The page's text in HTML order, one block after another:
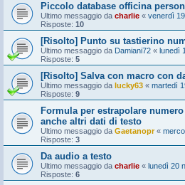
Piccolo database officina
Ultimo messaggio da charlie « venerdì
Risposte: 10
[Risolto] Punto su tastierino
Ultimo messaggio da Damiani72 « lunedì
Risposte: 5
[Risolto] Salva con macro con
Ultimo messaggio da lucky63 « martedì
Risposte: 9
Formula per estrapolare
anche altri dati di testo
Ultimo messaggio da Gaetanopr«
Risposte: 3
Da audio a testo
Ultimo messaggio da charlie « lunedì 20
Risposte: 6